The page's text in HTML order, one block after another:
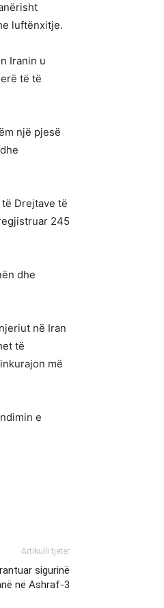
luftënxitje.
Iranin u
të të
një pjesë
Drejtave të
245
dhe
në Iran
të
më
e
Artikulli tjetër
sigurinë
në Ashraf-3